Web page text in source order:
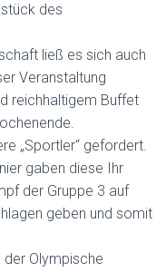
des
ließ es sich auch
Veranstaltung
reichhaltigem Buffet
„Sportler“ gefordert.
gaben diese Ihr
der Gruppe 3 auf
geben und somit
Olympische